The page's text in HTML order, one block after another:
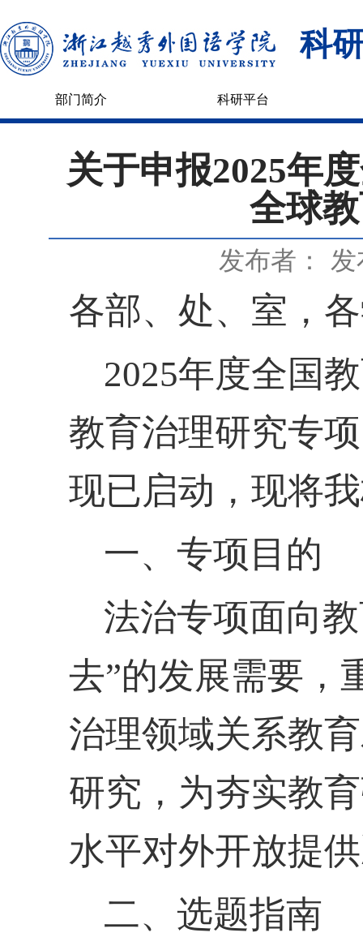
科
部门简介 科研平台
关于申报2025年
全球
发布者： 发
各部、处、室，
2025年度全国
教育治理研究专
现已启动，现将
一、专项目的
法治专项面向
去”的发展需要，
治理领域关系教
研究，为夯实教
水平对外开放提
二、选题指南